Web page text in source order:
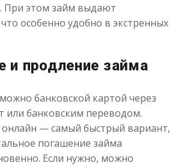
до50 000₽
от 1до 21 дня
Получить
При этом займ выдают
что особенно удобно в экстренных
и продление займа
банковской картой через
или банковским переводом.
— самый быстрый вариант,
погашение займа
Если нужно, можно